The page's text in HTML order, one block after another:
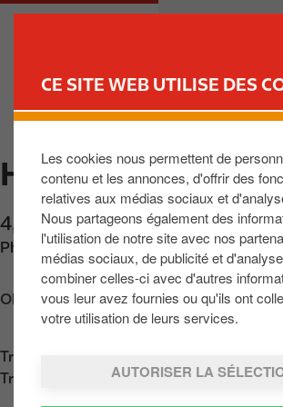
CE SITE WEB UTILISE DES
Les cookies nous permettent de
contenu et les annonces, d'offrir des
relatives aux médias sociaux et
Nous partageons également des
l'utilisation de notre site avec nos
médias sociaux, de publicité et
combiner celles-ci avec d'autres
vous leur avez fournies ou qu'ils ont
votre utilisation de leurs services.
AUTORISER LA
c
o
t
e
u
n
M
a
TROUVEZ VOTRE STATION-
HULDANGE
4, route de Stavelot,Huldange,
Phone: +352997644
Obtenir l'itinéraire
Trouver nous sur
Trouver nous surGoogle Play